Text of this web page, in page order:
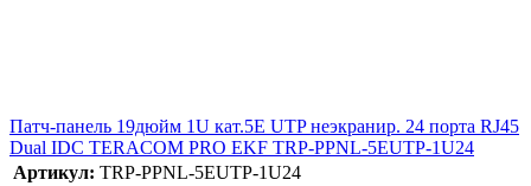
Патч-панель 19дюйм 1U кат.5E UTP неэкранир. 24 порта RJ45
Dual IDC TERACOM PRO EKF TRP-PPNL-5EUTP-1U24
Артикул: TRP-PPNL-5EUTP-1U24